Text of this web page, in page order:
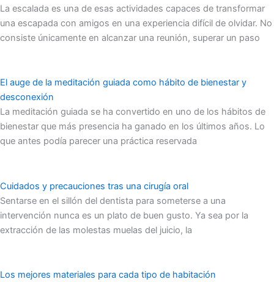
La escalada es una de esas actividades capaces de transformar
una escapada con amigos en una experiencia difícil de olvidar. No
consiste únicamente en alcanzar una reunión, superar un paso
El auge de la meditación guiada como hábito de bienestar y
desconexión
La meditación guiada se ha convertido en uno de los hábitos de
bienestar que más presencia ha ganado en los últimos años. Lo
que antes podía parecer una práctica reservada
Cuidados y precauciones tras una cirugía oral
Sentarse en el sillón del dentista para someterse a una
intervención nunca es un plato de buen gusto. Ya sea por la
extracción de las molestas muelas del juicio, la
Los mejores materiales para cada tipo de habitación